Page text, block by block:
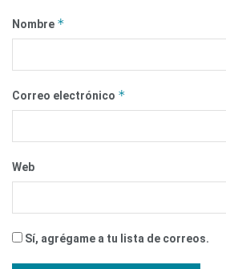
Nombre *
Correo electrónico *
Web
Sí, agrégame a tu lista de correos.